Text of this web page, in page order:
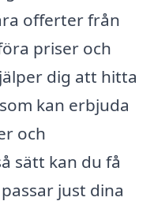
offerter från
priser och
dig att hitta
kan erbjuda
och
sätt kan du få
just dina